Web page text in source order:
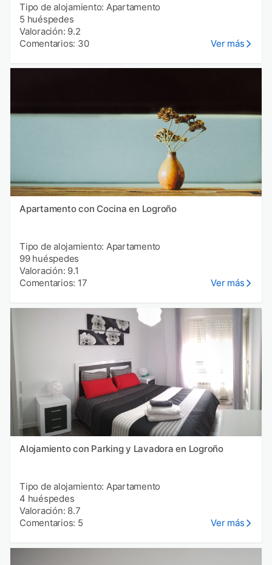
Tipo de alojamiento: Apartamento
5 huéspedes
Valoración: 9.2
Comentarios: 30
Ver más
Apartamento con Cocina en Logroño
Tipo de alojamiento: Apartamento
99 huéspedes
Valoración: 9.1
Comentarios: 17
Ver más
Alojamiento con Parking y Lavadora en Logroño
Tipo de alojamiento: Apartamento
4 huéspedes
Valoración: 8.7
Comentarios: 5
Ver más